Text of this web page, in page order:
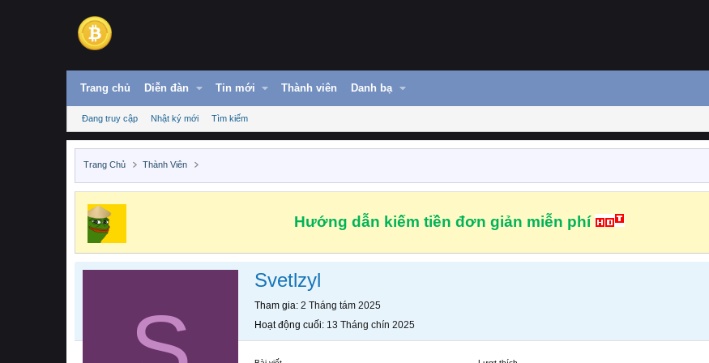
Trang chủ Diễn đàn Tin mới Thành viên Danh bạ
Đang truy cập Nhật ký mới Tìm kiếm
Trang Chủ Thành Viên
Hướng dẫn kiếm tiền đơn giản miễn phí
Svetlzyl
Tham gia 2 Tháng tám 2025
Hoạt động cuối 13 Tháng chín 2025